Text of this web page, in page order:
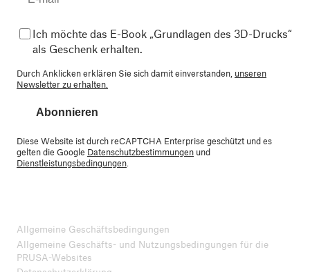
Ich möchte das E-Book „Grundlagen des 3D-Drucks“
als Geschenk erhalten.
Durch Anklicken erklären Sie sich damit einverstanden, unseren
Newsletter zu erhalten.
Abonnieren
Diese Website ist durch reCAPTCHA Enterprise geschützt und es
gelten die Google Datenschutzbestimmungen und
Dienstleistungsbedingungen
Allgemeine Geschäftsbedingungen
Allgemeine Geschäfts- und Nutzungsbedingungen für die
PRUSA-Websites